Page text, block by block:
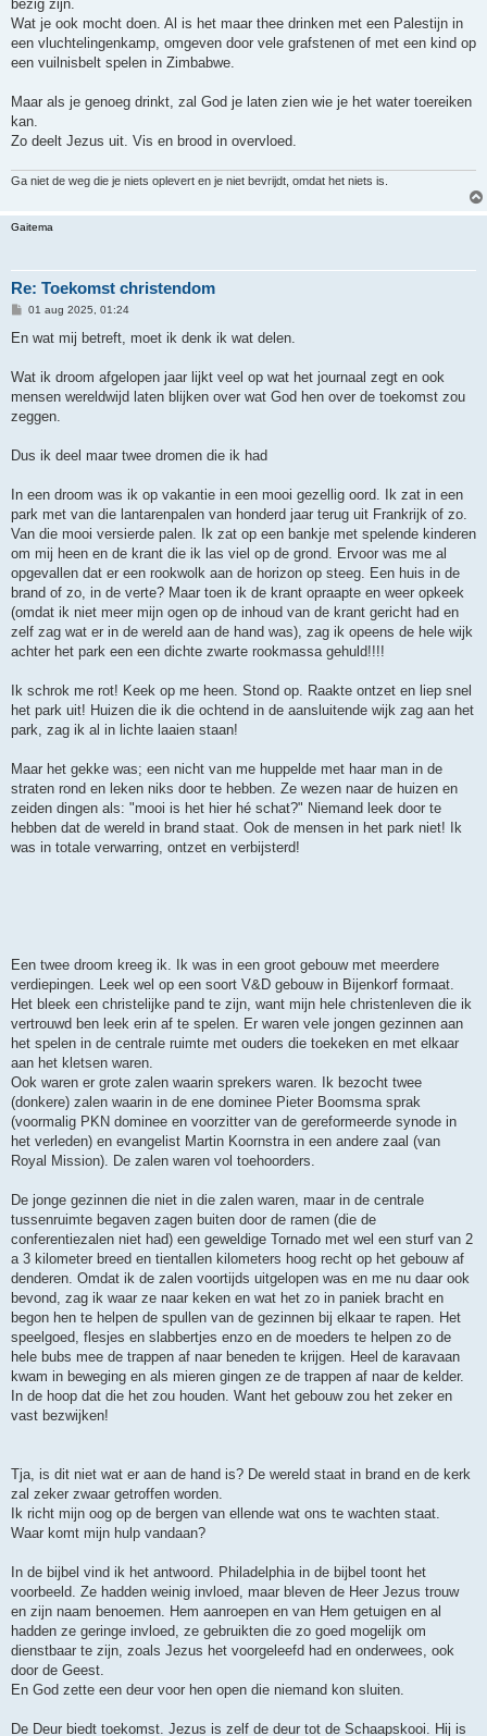
bezig zijn.
Wat je ook mocht doen. Al is het maar thee drinken met een Palestijn in
een vluchtelingenkamp, omgeven door vele grafstenen of met een kind op
een vuilnisbelt spelen in Zimbabwe.
Maar als je genoeg drinkt, zal God je laten zien wie je het water toereiken
kan.
Zo deelt Jezus uit. Vis en brood in overvloed.
Ga niet de weg die je niets oplevert en je niet bevrijdt, omdat het niets is.
Gaitema
Re: Toekomst christendom
B
r
h
01 aug 2025, 01:24
En wat mij betreft, moet ik denk ik wat delen.
Wat ik droom afgelopen jaar lijkt veel op wat het journaal zegt en ook
mensen wereldwijd laten blijken over wat God hen over de toekomst zou
zeggen.
Dus ik deel maar twee dromen die ik had
In een droom was ik op vakantie in een mooi gezellig oord. Ik zat in een
park met van die lantarenpalen van honderd jaar terug uit Frankrijk of zo.
Van die mooi versierde palen. Ik zat op een bankje met spelende kinderen
om mij heen en de krant die ik las viel op de grond. Ervoor was me al
opgevallen dat er een rookwolk aan de horizon op steeg. Een huis in de
brand of zo, in de verte? Maar toen ik de krant opraapte en weer opkeek
(omdat ik niet meer mijn ogen op de inhoud van de krant gericht had en
zelf zag wat er in de wereld aan de hand was), zag ik opeens de hele wijk
achter het park een een dichte zwarte rookmassa gehuld!!!!
Ik schrok me rot! Keek op me heen. Stond op. Raakte ontzet en liep snel
het park uit! Huizen die ik die ochtend in de aansluitende wijk zag aan het
park, zag ik al in lichte laaien staan!
Maar het gekke was; een nicht van me huppelde met haar man in de
straten rond en leken niks door te hebben. Ze wezen naar de huizen en
zeiden dingen als: "mooi is het hier hé schat?" Niemand leek door te
hebben dat de wereld in brand staat. Ook de mensen in het park niet! Ik
was in totale verwarring, ontzet en verbijsterd!
Een twee droom kreeg ik. Ik was in een groot gebouw met meerdere
verdiepingen. Leek wel op een soort V&D gebouw in Bijenkorf formaat.
Het bleek een christelijke pand te zijn, want mijn hele christenleven die ik
vertrouwd ben leek erin af te spelen. Er waren vele jongen gezinnen aan
het spelen in de centrale ruimte met ouders die toekeken en met elkaar
aan het kletsen waren.
Ook waren er grote zalen waarin sprekers waren. Ik bezocht twee
(donkere) zalen waarin in de ene dominee Pieter Boomsma sprak
(voormalig PKN dominee en voorzitter van de gereformeerde synode in
het verleden) en evangelist Martin Koornstra in een andere zaal (van
Royal Mission). De zalen waren vol toehoorders.
De jonge gezinnen die niet in die zalen waren, maar in de centrale
tussenruimte begaven zagen buiten door de ramen (die de
conferentiezalen niet had) een geweldige Tornado met wel een sturf van 2
a 3 kilometer breed en tientallen kilometers hoog recht op het gebouw af
denderen. Omdat ik de zalen voortijds uitgelopen was en me nu daar ook
bevond, zag ik waar ze naar keken en wat het zo in paniek bracht en
begon hen te helpen de spullen van de gezinnen bij elkaar te rapen. Het
speelgoed, flesjes en slabbertjes enzo en de moeders te helpen zo de
hele bubs mee de trappen af naar beneden te krijgen. Heel de karavaan
kwam in beweging en als mieren gingen ze de trappen af naar de kelder.
In de hoop dat die het zou houden. Want het gebouw zou het zeker en
vast bezwijken!
Tja, is dit niet wat er aan de hand is? De wereld staat in brand en de kerk
zal zeker zwaar getroffen worden.
Ik richt mijn oog op de bergen van ellende wat ons te wachten staat.
Waar komt mijn hulp vandaan?
In de bijbel vind ik het antwoord. Philadelphia in de bijbel toont het
voorbeeld. Ze hadden weinig invloed, maar bleven de Heer Jezus trouw
en zijn naam benoemen. Hem aanroepen en van Hem getuigen en al
hadden ze geringe invloed, ze gebruikten die zo goed mogelijk om
dienstbaar te zijn, zoals Jezus het voorgeleefd had en onderwees, ook
door de Geest.
En God zette een deur voor hen open die niemand kon sluiten.
De Deur biedt toekomst. Jezus is zelf de deur tot de Schaapskooi. Hij is